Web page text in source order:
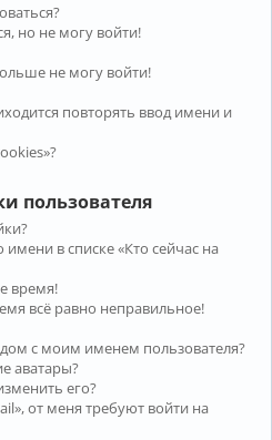
н
та
ц
и
я
но не могу войти!
не могу войти!
повторять ввод имени и
пользователя
в списке «Кто сейчас на
время!
всё равно неправильное!
с моим именем пользователя?
аватары?
его?
от меня требуют войти на